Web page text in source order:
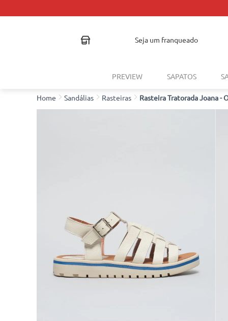
seja um franqueado
PREVIEW SAPATOS
Sandálias Rasteiras Rasteira Tratorada Joana -